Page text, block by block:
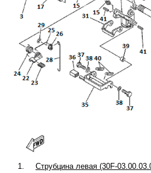
1.
Струбцина левая (30F-